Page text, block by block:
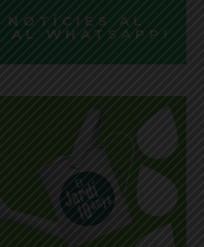
NOTÍCIES AL
AL WHATSAPP!